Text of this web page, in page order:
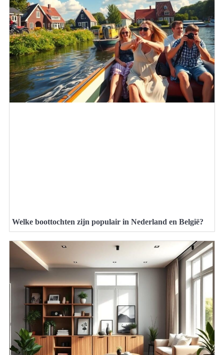
Welke boottochten zijn populair in Nederland en België?